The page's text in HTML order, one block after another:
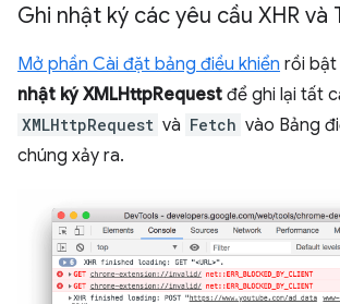
Ghi nhật ký các yêu cầu XHR và
Mở phần Cài đặt bảng điều khiển rồi bật
nhật ký XMLHttpRequest để ghi lại tất
XMLHttpRequest và Fetch vào Bảng
chúng xảy ra.